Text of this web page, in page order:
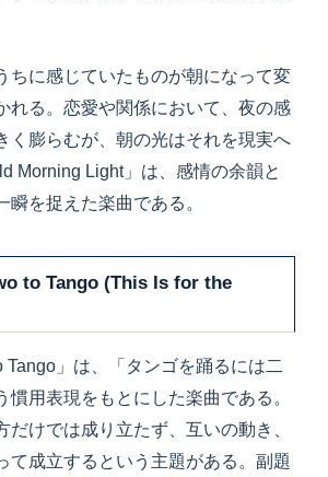
ちに感じていたものが朝になって変
れる。恋愛や関係において、夜の感
く膨らむが、朝の光はそれを現実へ
Morning Light」は、感情の余韻と
瞬を捉えた楽曲である。
to Tango (This Is for the
Tango」は、「タンゴを踊るには二
慣用表現をもとにした楽曲である。
だけでは成り立たず、互いの動き、
て成立するという主題がある。副題